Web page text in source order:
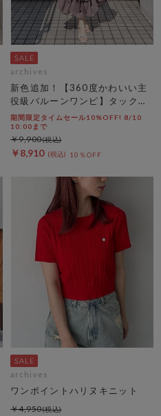
archives
新色追加！【360度かわいい主
役級バルーンワンピ】タックバ
ルーンノースリギャザーワンピ
ース
期間限定タイムセール10%OFF! 8/10
10:00まで
￥8,910 10％OFF
￥9,900
archives
ワンポイントハリヌキニット
￥4,950